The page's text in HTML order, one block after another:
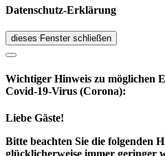
Datenschutz-Erklärung
dieses Fenster schließen
Wichtiger Hinweis zu möglichen
Covid-19-Virus (Corona):
Liebe Gäste!
Bitte beachten Sie die folgenden
glücklicherweise immer geringer